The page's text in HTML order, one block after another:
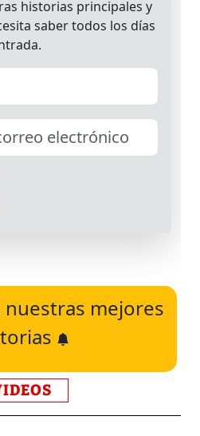
mejores